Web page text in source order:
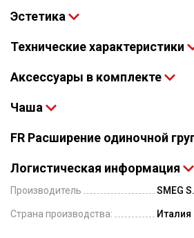
Эстетика
Технические характеристики
Аксессуары в комплекте
Чаша
FR Расширение одиночной
Логистическая информация
Производитель SMEG
Страна производства: Италия